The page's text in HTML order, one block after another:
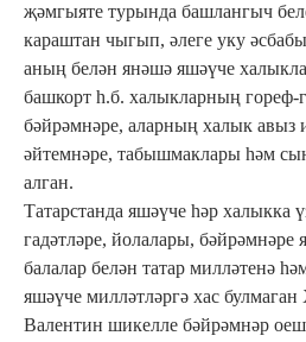
җәмгыяте турында башлангыч
караштан чыгып, әлеге уку
аның белән янәшә яшәүче
башкорт һ.б. халыкларның гореф-
бәйрәмнәре, аларның халык авыз
әйтемнәре, табышмаклары һәм
алган.
Татарстанда яшәүче һәр халыкка
гадәтләре, йолалары, бәйрәмнәре
балалар белән татар милләтенә
яшәүче милләтләргә хас
Валентин шикелле бәйрәмнәр